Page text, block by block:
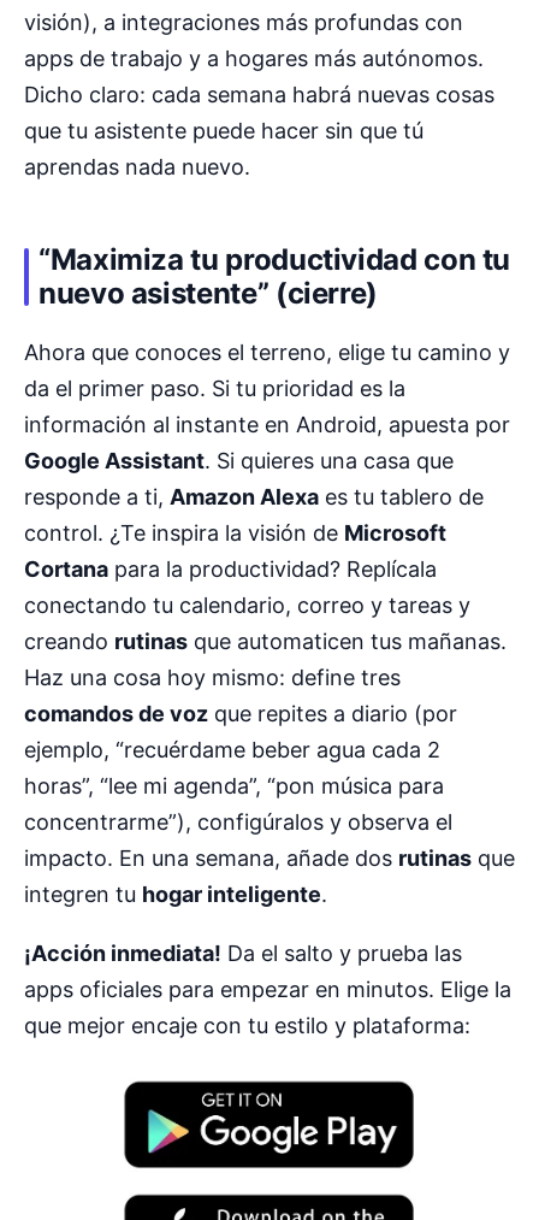
visión), a integraciones más profundas con
apps de trabajo y a hogares más autónomos.
Dicho claro: cada semana habrá nuevas cosas
que tu asistente puede hacer sin que tú
aprendas nada nuevo.
“Maximiza tu productividad con tu
nuevo asistente” (cierre)
Ahora que conoces el terreno, elige tu camino y
da el primer paso. Si tu prioridad es la
información al instante en Android, apuesta por
Google Assistant. Si quieres una casa que
responde a ti, Amazon Alexa es tu tablero de
control. ¿Te inspira la visión de Microsoft
Cortana para la productividad? Replícala
conectando tu calendario, correo y tareas y
creando rutinas que automaticen tus mañanas.
Haz una cosa hoy mismo: define tres
comandos de voz que repites a diario (por
ejemplo, “recuérdame beber agua cada 2
horas”, “lee mi agenda”, “pon música para
concentrarme”), configúralos y observa el
impacto. En una semana, añade dos rutinas que
integren tu hogar inteligente.
¡Acción inmediata! Da el salto y prueba las
apps oficiales para empezar en minutos. Elige la
que mejor encaje con tu estilo y plataforma: